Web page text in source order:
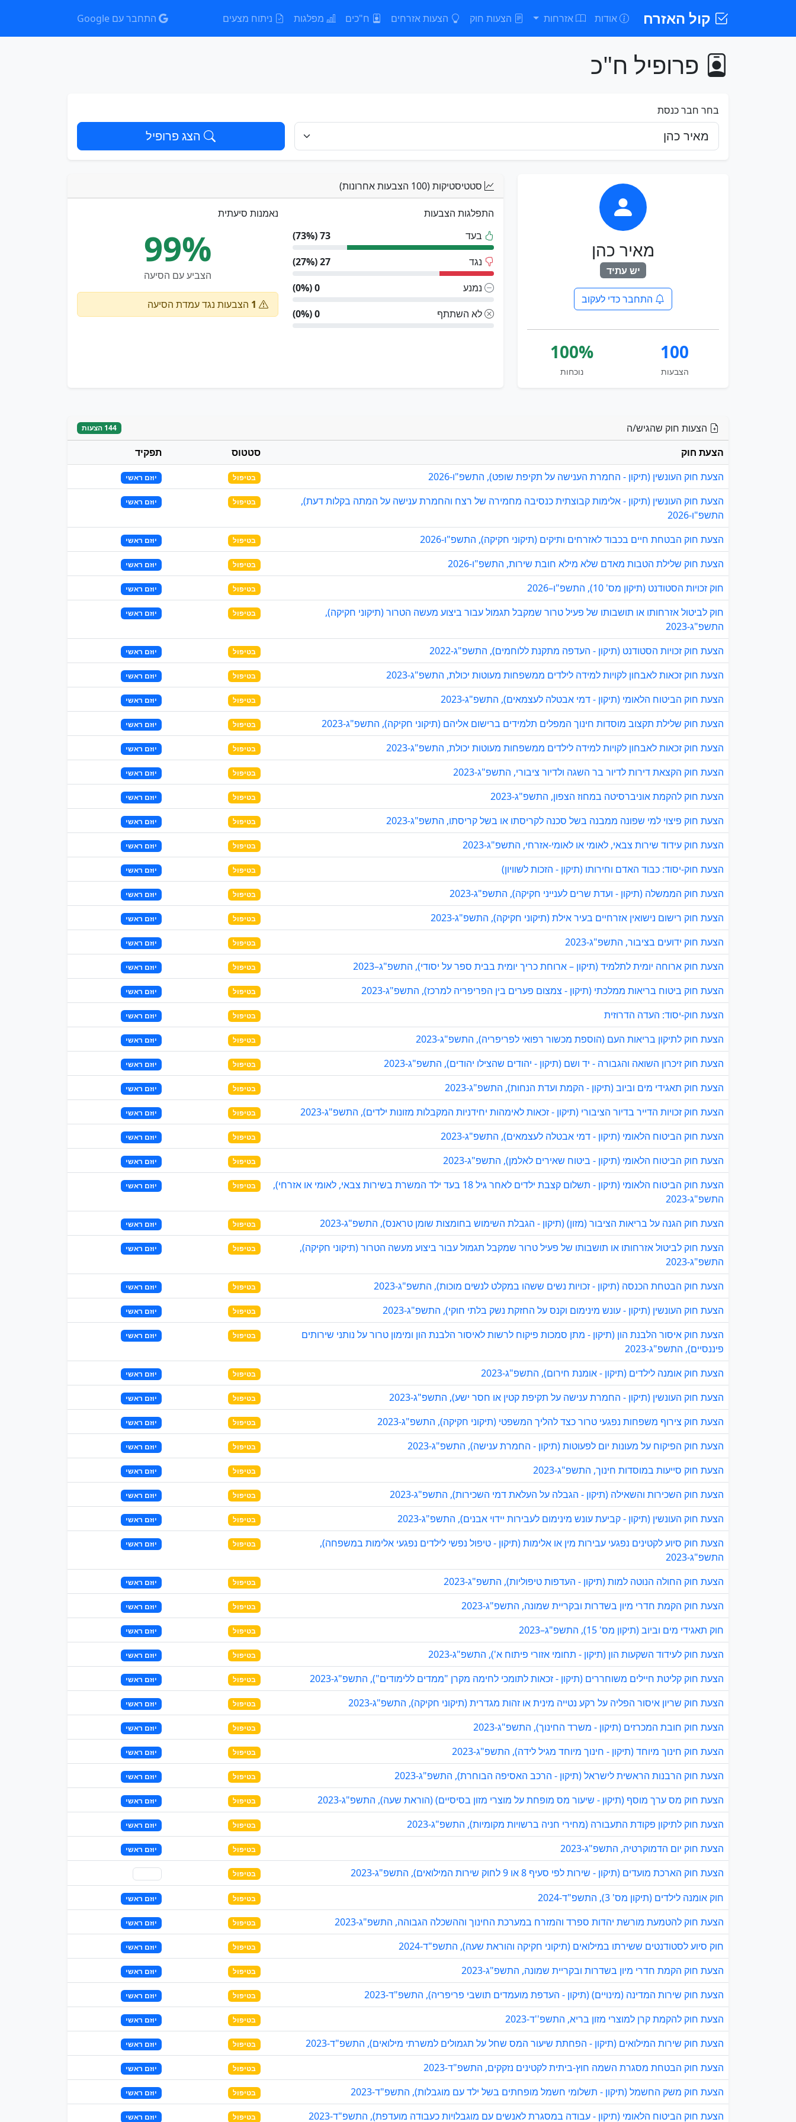
קול האזרח אודות אזרחות הצעות חוק הצעות אזרחים ח"כים מפלגות ניתוח מצעים התחבר עם Google
פרופיל ח"כ
בחר חבר כנסת
הצג פרופיל
מאיר כהן
יש עתיד
התחבר כדי לעקוב
100
הצבעות
100%
נוכחות
סטטיסטיקות (100 הצבעות אחרונות)
התפלגות הצבעות
בעד
73 (73%)
נגד
27 (27%)
נמנע
0 (0%)
לא השתתף
0 (0%)
נאמנות סיעתית
99%
הצביע עם הסיעה
1 הצבעות נגד עמדת הסיעה
הצעות חוק שהגיש/ה 144 הצעות
הצעת חוק סטטוס
תפקיד
הצעת חוק העונשין (תיקון - החמרת הענישה על תקיפת שופט), התשפ"ו-2026
בטיפול יוזם ראשי
הצעת חוק העונשין (תיקון - אלימות קבוצתית כנסיבה מחמירה של רצח והחמרת ענישה על המתה בקלות דעת),
התשפ"ו-2026
בטיפול יוזם ראשי
הצעת חוק הבטחת חיים בכבוד לאזרחים ותיקים (תיקוני חקיקה), התשפ"ו-2026 בטיפול יוזם ראשי
הצעת חוק שלילת הטבות מאדם שלא מילא חובת שירות, התשפ"ו-2026 בטיפול יוזם ראשי
חוק זכויות הסטודנט (תיקון מס' 10), התשפ"ו–2026 בטיפול יוזם ראשי
חוק לביטול אזרחותו או תושבותו של פעיל טרור שמקבל תגמול עבור ביצוע מעשה הטרור (תיקוני חקיקה),
התשפ"ג-2023
בטיפול יוזם ראשי
הצעת חוק זכויות הסטודנט (תיקון - העדפה מתקנת ללוחמים), התשפ"ג-2022 בטיפול יוזם ראשי
הצעת חוק זכאות לאבחון לקויות למידה לילדים ממשפחות מעוטות יכולת, התשפ"ג-2023 בטיפול יוזם ראשי
הצעת חוק הביטוח הלאומי (תיקון - דמי אבטלה לעצמאים), התשפ"ג-2023 בטיפול יוזם ראשי
הצעת חוק שלילת תקצוב מוסדות חינוך המפלים תלמידים ברישום אליהם (תיקוני חקיקה), התשפ"ג-2023 בטיפול יוזם ראשי
הצעת חוק זכאות לאבחון לקויות למידה לילדים ממשפחות מעוטות יכולת, התשפ"ג-2023 בטיפול יוזם ראשי
הצעת חוק הקצאת דירות לדיור בר השגה ולדיור ציבורי, התשפ"ג-2023 בטיפול יוזם ראשי
הצעת חוק להקמת אוניברסיטה במחוז הצפון, התשפ"ג-2023 בטיפול יוזם ראשי
הצעת חוק פיצוי למי שפונה ממבנה בשל סכנה לקריסתו או בשל קריסתו, התשפ"ג-2023 בטיפול יוזם ראשי
הצעת חוק עידוד שירות צבאי, לאומי או לאומי-אזרחי, התשפ"ג-2023 בטיפול יוזם ראשי
הצעת חוק-יסוד: כבוד האדם וחירותו (תיקון - הזכות לשוויון) בטיפול יוזם ראשי
הצעת חוק הממשלה (תיקון - ועדת שרים לענייני חקיקה), התשפ"ג-2023 בטיפול יוזם ראשי
הצעת חוק רישום נישואין אזרחיים בעיר אילת (תיקוני חקיקה), התשפ"ג-2023 בטיפול יוזם ראשי
הצעת חוק ידועים בציבור, התשפ"ג-2023 בטיפול יוזם ראשי
הצעת חוק ארוחה יומית לתלמיד (תיקון – ארוחת כריך יומית בבית ספר על יסודי), התשפ"ג–2023 בטיפול יוזם ראשי
הצעת חוק ביטוח בריאות ממלכתי (תיקון - צמצום פערים בין הפריפריה למרכז), התשפ"ג-2023 בטיפול יוזם ראשי
הצעת חוק-יסוד: העדה הדרוזית בטיפול יוזם ראשי
הצעת חוק לתיקון בריאות העם (הוספת מכשור רפואי לפריפריה), התשפ"ג-2023 בטיפול יוזם ראשי
הצעת חוק זיכרון השואה והגבורה - יד ושם (תיקון - יהודים שהצילו יהודים), התשפ"ג-2023 בטיפול יוזם ראשי
הצעת חוק תאגידי מים וביוב (תיקון - הקמת ועדת הנחות), התשפ"ג-2023 בטיפול יוזם ראשי
הצעת חוק זכויות הדייר בדיור הציבורי (תיקון - זכאות לאימהות יחידניות המקבלות מזונות ילדים), התשפ"ג-2023 בטיפול יוזם ראשי
הצעת חוק הביטוח הלאומי (תיקון - דמי אבטלה לעצמאים), התשפ"ג-2023 בטיפול יוזם ראשי
הצעת חוק הביטוח הלאומי (תיקון - ביטוח שאירים לאלמן), התשפ"ג-2023 בטיפול יוזם ראשי
הצעת חוק הביטוח הלאומי (תיקון - תשלום קצבת ילדים לאחר גיל 18 בעד ילד המשרת בשירות צבאי, לאומי או אזרחי),
התשפ"ג-2023
בטיפול יוזם ראשי
הצעת חוק הגנה על בריאות הציבור (מזון) (תיקון - הגבלת השימוש בחומצות שומן טראנס), התשפ"ג-2023 בטיפול יוזם ראשי
הצעת חוק לביטול אזרחותו או תושבותו של פעיל טרור שמקבל תגמול עבור ביצוע מעשה הטרור (תיקוני חקיקה),
התשפ"ג-2023
בטיפול יוזם ראשי
הצעת חוק הבטחת הכנסה (תיקון - זכויות נשים ששהו במקלט לנשים מוכות), התשפ"ג-2023 בטיפול יוזם ראשי
הצעת חוק העונשין (תיקון - עונש מינימום וקנס על החזקת נשק בלתי חוקי), התשפ"ג-2023 בטיפול יוזם ראשי
הצעת חוק איסור הלבנת הון (תיקון - מתן סמכות פיקוח לרשות לאיסור הלבנת הון ומימון טרור על נותני שירותים
פיננסיים), התשפ"ג-2023
בטיפול יוזם ראשי
הצעת חוק אומנה לילדים (תיקון - אומנת חירום), התשפ"ג-2023 בטיפול יוזם ראשי
הצעת חוק העונשין (תיקון - החמרת ענישה על תקיפת קטין או חסר ישע), התשפ"ג-2023 בטיפול יוזם ראשי
הצעת חוק צירוף משפחות נפגעי טרור כצד להליך המשפטי (תיקוני חקיקה), התשפ"ג-2023 בטיפול יוזם ראשי
הצעת חוק הפיקוח על מעונות יום לפעוטות (תיקון - החמרת ענישה), התשפ"ג-2023 בטיפול יוזם ראשי
הצעת חוק סייעות במוסדות חינוך, התשפ"ג-2023 בטיפול יוזם ראשי
הצעת חוק השכירות והשאילה (תיקון - הגבלה על העלאת דמי השכירות), התשפ"ג-2023 בטיפול יוזם ראשי
הצעת חוק העונשין (תיקון - קביעת עונש מינימום לעבירות יידוי אבנים), התשפ"ג-2023 בטיפול יוזם ראשי
הצעת חוק סיוע לקטינים נפגעי עבירות מין או אלימות (תיקון - טיפול נפשי לילדים נפגעי אלימות במשפחה),
התשפ"ג-2023
בטיפול יוזם ראשי
הצעת חוק החולה הנוטה למות (תיקון - העדפות טיפוליות), התשפ"ג-2023 בטיפול יוזם ראשי
הצעת חוק הקמת חדרי מיון בשדרות ובקריית שמונה, התשפ"ג-2023 בטיפול יוזם ראשי
חוק תאגידי מים וביוב (תיקון מס' 15), התשפ"ג–2023 בטיפול יוזם ראשי
הצעת חוק לעידוד השקעות הון (תיקון - תחומי אזורי פיתוח א'), התשפ"ג-2023 בטיפול יוזם ראשי
הצעת חוק קליטת חיילים משוחררים (תיקון - זכאות לתומכי לחימה מקרן "ממדים ללימודים"), התשפ"ג-2023 בטיפול יוזם ראשי
הצעת חוק שריון איסור הפליה על רקע נטייה מינית או זהות מגדרית (תיקוני חקיקה), התשפ"ג-2023 בטיפול יוזם ראשי
הצעת חוק חובת המכרזים (תיקון - משרד החינוך), התשפ"ג-2023 בטיפול יוזם ראשי
הצעת חוק חינוך מיוחד (תיקון - חינוך מיוחד מגיל לידה), התשפ"ג-2023 בטיפול יוזם ראשי
הצעת חוק הרבנות הראשית לישראל (תיקון - הרכב האסיפה הבוחרת), התשפ"ג-2023 בטיפול יוזם ראשי
הצעת חוק מס ערך מוסף (תיקון - שיעור מס מופחת על מוצרי מזון בסיסיים) (הוראת שעה), התשפ"ג-2023 בטיפול יוזם ראשי
הצעת חוק לתיקון פקודת התעבורה (מחירי חניה ברשויות מקומיות), התשפ"ג-2023 בטיפול יוזם ראשי
הצעת חוק יום הדמוקרטיה, התשפ"ג-2023 בטיפול יוזם ראשי
הצעת חוק הארכת מועדים (תיקון - שירות לפי סעיף 8 או 9 לחוק שירות המילואים), התשפ"ג-2023 בטיפול
חוק אומנה לילדים (תיקון מס' 3), התשפ"ד-2024 בטיפול יוזם ראשי
הצעת חוק להטמעת מורשת יהדות ספרד והמזרח במערכת החינוך וההשכלה הגבוהה, התשפ"ג-2023 בטיפול יוזם ראשי
חוק סיוע לסטודנטים ששירתו במילואים (תיקוני חקיקה והוראת שעה), התשפ"ד-2024 בטיפול יוזם ראשי
הצעת חוק הקמת חדרי מיון בשדרות ובקריית שמונה, התשפ"ג-2023 בטיפול יוזם ראשי
הצעת חוק שירות המדינה (מינויים) (תיקון - העדפת מועמדים תושבי פריפריה), התשפ"ד-2023 בטיפול יוזם ראשי
הצעת חוק להקמת קרן למוצרי מזון בריא, התשפ''ד-2023 בטיפול יוזם ראשי
הצעת חוק שירות המילואים (תיקון - הפחתת שיעור המס שחל על תגמולים למשרתי מילואים), התשפ"ד-2023 בטיפול יוזם ראשי
הצעת חוק הבטחת מסגרת השמה חוץ-ביתית לקטינים נזקקים, התשפ"ד-2023 בטיפול יוזם ראשי
הצעת חוק משק החשמל (תיקון - תשלומי חשמל מופחתים בשל ילד עם מוגבלות), התשפ"ד-2023 בטיפול יוזם ראשי
הצעת חוק הביטוח הלאומי (תיקון - עבודה במסגרת לאנשים עם מוגבלויות כעבודה מועדפת), התשפ"ד-2023 בטיפול יוזם ראשי